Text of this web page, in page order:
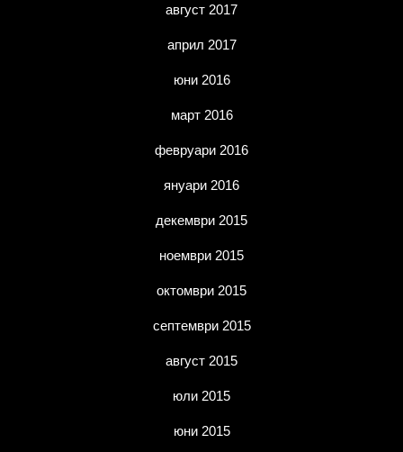
август 2017
април 2017
юни 2016
март 2016
февруари 2016
януари 2016
декември 2015
ноември 2015
октомври 2015
септември 2015
август 2015
юли 2015
юни 2015